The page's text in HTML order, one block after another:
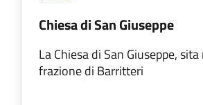
Chiesa di San Giuseppe
La Chiesa di San Giuseppe,
frazione di Barritteri